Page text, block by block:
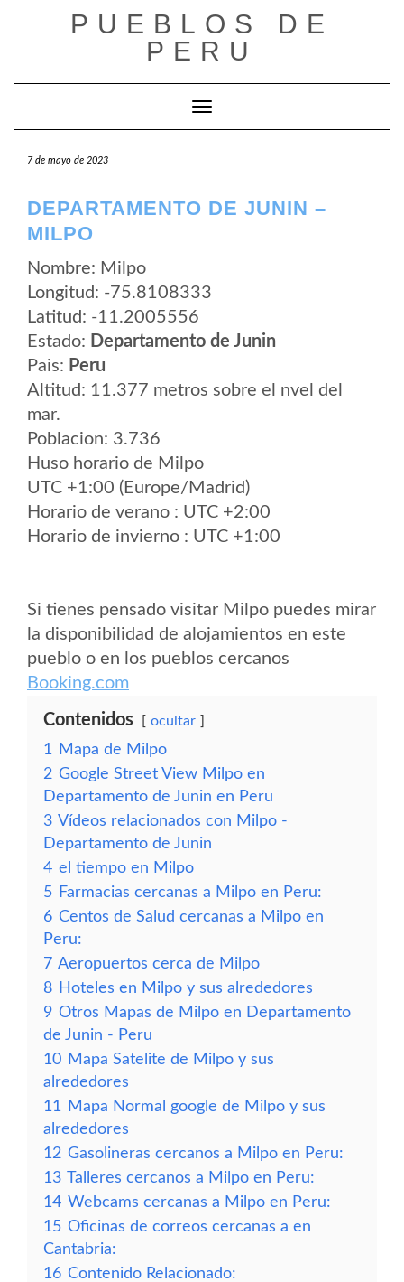
PUEBLOS DE
PERU
Cambiar modo de navegación
7 de mayo de 2023
DEPARTAMENTO DE JUNIN –
MILPO
Nombre: Milpo
Longitud: -75.8108333
Latitud: -11.2005556
Estado: Departamento de Junin
Pais: Peru
Altitud: 11.377 metros sobre el nvel del
mar.
Poblacion: 3.736
Huso horario de Milpo
UTC +1:00 (Europe/Madrid)
Horario de verano : UTC +2:00
Horario de invierno : UTC +1:00
Si tienes pensado visitar Milpo puedes mirar
la disponibilidad de alojamientos en este
pueblo o en los pueblos cercanos
Booking.com
Contenidos ocultar
1
Mapa de Milpo
2 Google Street View Milpo en
Departamento de Junin en Peru
3 Vídeos relacionados con Milpo -
Departamento de Junin
4 el tiempo en Milpo
5 Farmacias cercanas a Milpo en Peru:
6 Centos de Salud cercanas a Milpo en
Peru:
7 Aeropuertos cerca de Milpo
8 Hoteles en Milpo y sus alrededores
9 Otros Mapas de Milpo en Departamento
de Junin - Peru
10 Mapa Satelite de Milpo y sus
alrededores
11
Mapa Normal google de Milpo y sus
alrededores
12 Gasolineras cercanos a Milpo en Peru:
13 Talleres cercanos a Milpo en Peru:
14 Webcams cercanas a Milpo en Peru:
15 Oficinas de correos cercanas a en
Cantabria:
16 Contenido Relacionado: